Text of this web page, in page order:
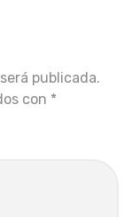
publicada.
con *